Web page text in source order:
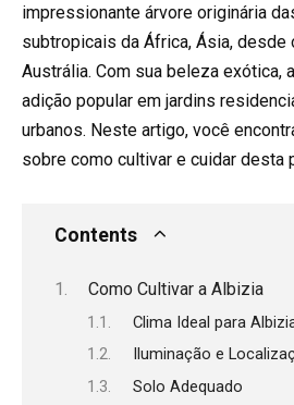
impressionante árvore originária
subtropicais da África, Ásia, desde
Austrália. Com sua beleza exótica,
adição popular em jardins
urbanos. Neste artigo, você
sobre como cultivar e cuidar desta
Contents
Como Cultivar a Albizia
Clima Ideal para
Iluminação e
Solo Adequado